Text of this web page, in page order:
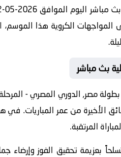
الكروية هذا الموسم،
بث مباشر
مصر, الدوري المصري - المرحلة
الأخيرة من عمر المباريات.
المرتقبة.
بعزيمة تحقيق الفوز وإرضاء